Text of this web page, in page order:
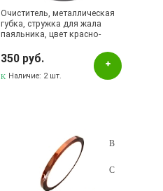
Очиститель, металлическая
губка, стружка для жала
паяльника, цвет красно-
350 руб.
Наличие: 2 шт.